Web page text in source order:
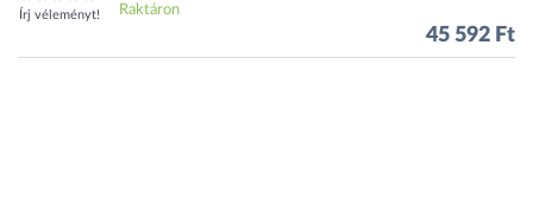
Írj véleményt! Raktáron
45 592 Ft